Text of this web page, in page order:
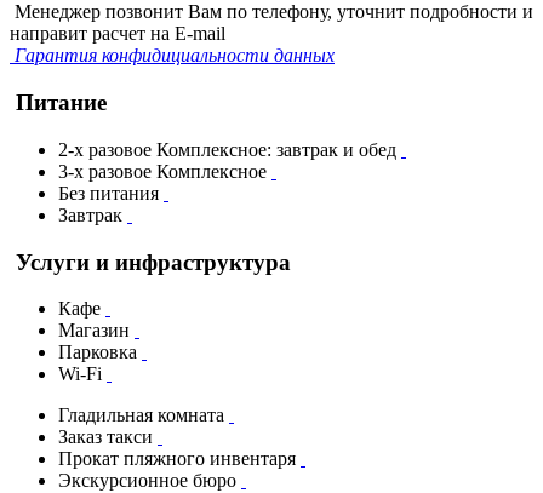
Менеджер позвонит Вам по телефону, уточнит подробности и
направит расчет на E-mail
Гарантия конфидициальности данных
Питание
2-х разовое Комплексное: завтрак и обед
3-х разовое Комплексное
Без питания
Завтрак
Услуги и инфраструктура
Кафе
Магазин
Парковка
Wi-Fi
Гладильная комната
Заказ такси
Прокат пляжного инвентаря
Экскурсионное бюро